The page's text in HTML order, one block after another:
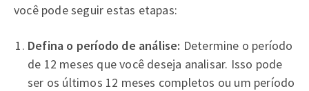
você pode seguir estas etapas:
Defina o período de análise: Determine o período
de 12 meses que você deseja analisar. Isso pode
ser os últimos 12 meses completos ou um período